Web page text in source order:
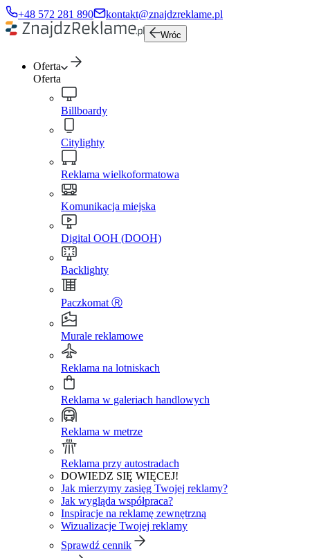
+48 572 281 890 kontakt@znajdzreklame.pl
Wróc
Oferta
Oferta
Billboardy
Citylighty
Reklama wielkoformatowa
Komunikacja miejska
Digital OOH (DOOH)
Backlighty
Paczkomat Ⓡ
Murale reklamowe
Reklama na lotniskach
Reklama w galeriach handlowych
Reklama w metrze
Reklama przy autostradach
DOWIEDZ SIĘ WIĘCEJ!
Jak mierzymy zasięg Twojej reklamy?
Jak wygląda współpraca?
Inspiracje na reklamę zewnętrzną
Wizualizacje Twojej reklamy
Sprawdź cennik